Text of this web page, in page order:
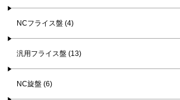
NCフライス盤 (4)
汎用フライス盤 (13)
NC旋盤 (6)